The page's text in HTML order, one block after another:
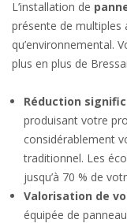
L’installation de
présente de multiples
qu’environnemental.
plus en plus de
Réduction
produisant votre
considérablement
traditionnel. Les
jusqu’à 70 % de
Valorisation de
équipée de